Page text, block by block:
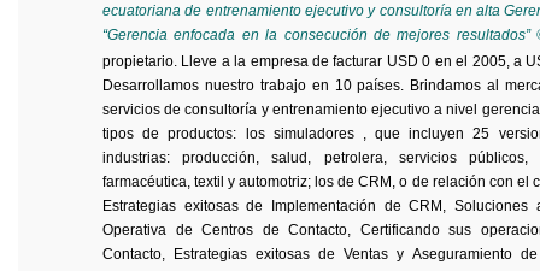
ecuatoriana de entrenamiento ejecutivo y consultoría en alta
“Gerencia enfocada en la consecución de mejores resultados”
propietario. Lleve a la empresa de facturar USD 0 en el 2005, a
Desarrollamos nuestro trabajo en 10 países. Brindamos al
servicios de consultoría y entrenamiento ejecutivo a nivel
tipos de productos: los simuladores , que incluyen 25
industrias: producción, salud, petrolera, servicios públicos,
farmacéutica, textil y automotriz; los de CRM, o de relación con el
Estrategias exitosas de Implementación de CRM, Soluciones
Operativa de Centros de Contacto, Certificando sus
Contacto, Estrategias exitosas de Ventas y Aseguramiento